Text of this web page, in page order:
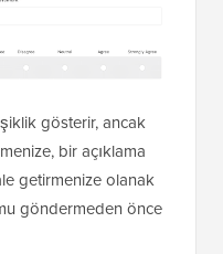
gösterir, ancak
bir açıklama
getirmenize olanak
göndermeden önce